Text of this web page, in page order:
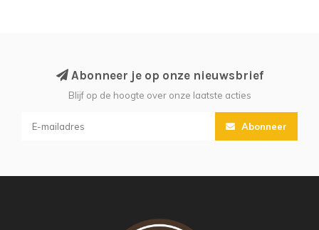
Abonneer je op onze nieuwsbrief
Blijf op de hoogte over onze laatste acties
Abonneer